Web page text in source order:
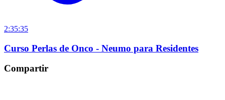
2:35:35
Curso Perlas de Onco - Neumo para Residentes
Compartir